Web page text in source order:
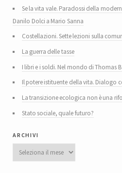
Se la vita vale. Paradossi della
Danilo Dolci a Mario Sanna
Costellazioni. Sette lezioni sulla
La guerra delle tasse
I libri e i soldi. Nel mondo di Thomas
Il potere istituente della vita. Dialogo
La transizione ecologica non è una
Stato sociale, quale futuro?
archivi
Archivi